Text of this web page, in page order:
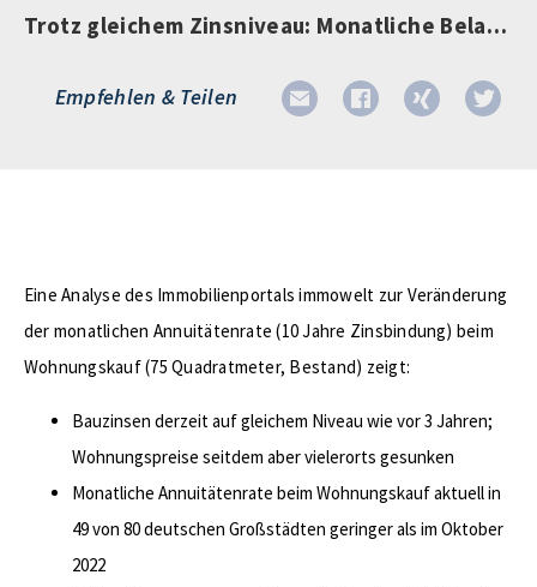
Trotz gleichem Zinsniveau: Monatliche Belastung für Immobilienkäufer niedriger als vor 3 Jahren
Empfehlen & Teilen
Eine Analyse des Immobilienportals immowelt zur Veränderung
der monatlichen Annuitätenrate (10 Jahre Zinsbindung) beim
Wohnungskauf (75 Quadratmeter, Bestand) zeigt:
Bauzinsen derzeit auf gleichem Niveau wie vor 3 Jahren;
Wohnungspreise seitdem aber vielerorts gesunken
Monatliche Annuitätenrate beim Wohnungskauf aktuell in
49 von 80 deutschen Großstädten geringer als im Oktober
2022